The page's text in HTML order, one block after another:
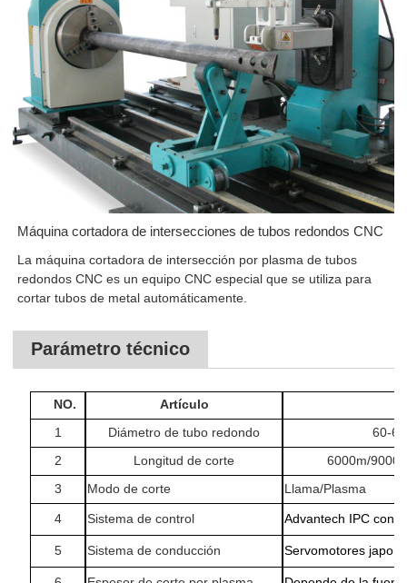
Máquina cortadora de intersecciones de tubos redondos CNC
La máquina cortadora de intersección por plasma de tubos
redondos CNC es un equipo CNC especial que se utiliza para
cortar tubos de metal automáticamente.
Parámetro técnico
NO.
Artículo
1
Diámetro de tubo redondo
60-
2
Longitud de corte
6000m/
3
Modo de corte Llama/Plasma
4 Sistema de control Advantech IPC con
5 Sistema de conducción Servomotores